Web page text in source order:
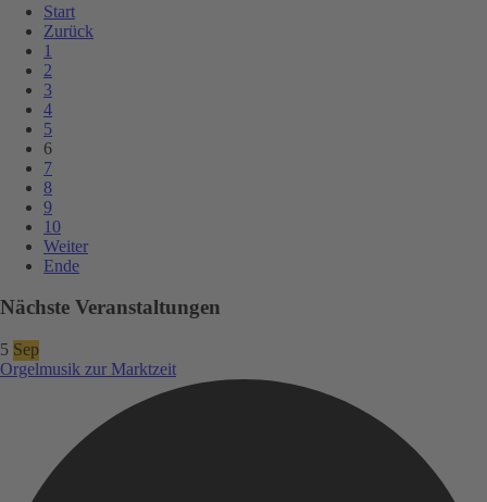
Start
Zurück
1
2
3
4
5
6
7
8
9
10
Weiter
Ende
Nächste Veranstaltungen
5 Sep
Orgelmusik zur Marktzeit